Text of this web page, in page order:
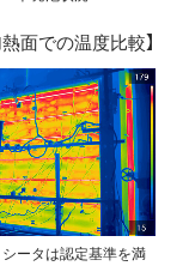
面での温度比較】
ータは認定基準を満